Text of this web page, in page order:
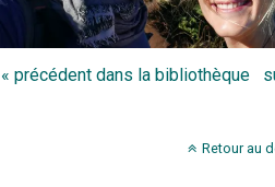
« précédent dans la bibliothèque
Retour au